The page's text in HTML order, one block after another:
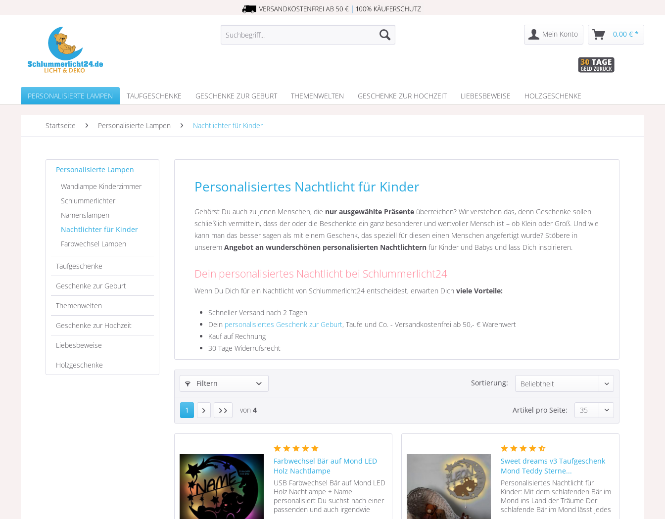
Mein Konto 0,00 € *
PERSONALISIERTE LAMPEN TAUFGESCHENKE GESCHENKE ZUR GEBURT THEMENWELTEN GESCHENKE ZUR HOCHZEIT LIEBESBEWEISE HOLZGESCHENKE
Startseite Personalisierte Lampen Nachtlichter für Kinder
Personalisierte Lampen
Wandlampe Kinderzimmer
Schlummerlichter
Namenslampen
Nachtlichter für Kinder
Farbwechsel Lampen
Taufgeschenke
Geschenke zur Geburt
Themenwelten
Geschenke zur Hochzeit
Liebesbeweise
Holzgeschenke
Personalisiertes Nachtlicht für Kinder
Gehörst Du auch zu jenen Menschen, die nur ausgewählte Präsente überreichen? Wir verstehen das, denn Geschenke sollen
schließlich vermitteln, dass der oder die Beschenkte ein ganz besonderer und wertvoller Mensch ist – ob Klein oder Groß. Und wie
kann man das besser sagen als mit einem Geschenk, das speziell für diesen einen Menschen angefertigt wurde? Stöbere in
unserem Angebot an wunderschönen personalisierten Nachtlichtern für Kinder und Babys und lass Dich inspirieren.
Dein personalisiertes Nachtlicht bei Schlummerlicht24
Wenn Du Dich für ein Nachtlicht von Schlummerlicht24 entscheidest, erwarten Dich viele Vorteile:
Schneller Versand nach 2 Tagen
Dein personalisiertes Geschenk zur Geburt, Taufe und Co. - Versandkostenfrei ab 50,- € Warenwert
Kauf auf Rechnung
30 Tage Widerrufsrecht
Filtern Sortierung:
1 von 4 Artikel pro Seite:
Farbwechsel Bär auf Mond LED
Holz Nachtlampe
USB Farbwechsel Bär auf Mond LED
Holz Nachtlampe + Name
personalisiert Du suchst nach einer
passenden und auch irgendwie
Sweet dreams v3 Taufgeschenk
Mond Teddy Sterne...
Personalisiertes Nachtlicht für
Kinder: Mit dem schlafenden Bär im
Mond ins Land der Träume Der
schlafende Bär im Mond lässt jedes